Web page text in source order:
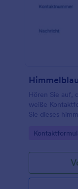
Hören Sie auf,
weiße
Sie dieses
Go to